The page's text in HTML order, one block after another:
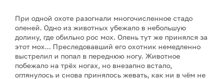
При одной охоте разогнали многочисленное стадо
оленей. Одно из животных убежало в небольшую
долину, где обильно рос мох. Олень тут же принялся за
этот мох... Преследовавший его охотник немедленно
выстрелил и попал в переднюю ногу. Животное
побежало на трёх ногах, но внезапно встало,
оглянулось и снова принялось жевать, как ни в чём не